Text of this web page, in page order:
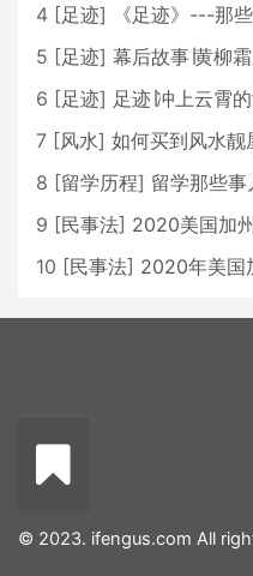
4 [足迹]
《足迹》---那
5 [足迹] 幕后故事∣黄柳
6 [足迹] 足迹∣冲上云霄
7 [风水] 如何买到风水
8 [留学历程] 留学那些事儿 ——
9 [民事法] 2020美国加
10 [民事法] 2020年美国
© 2023. ifengus.com All